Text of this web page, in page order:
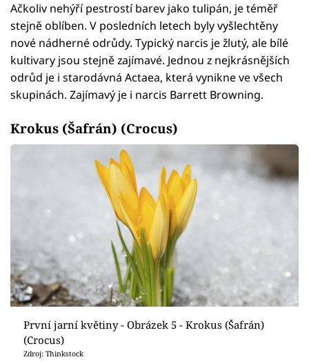
Ačkoliv nehýří pestrostí barev jako tulipán, je téměř
stejně oblíben. V posledních letech byly vyšlechtěny
nové nádherné odrůdy. Typický narcis je žlutý, ale bílé
kultivary jsou stejně zajímavé. Jednou z nejkrásnějších
odrůd je i starodávná Actaea, která vynikne ve všech
skupinách. Zajímavý je i narcis Barrett Browning.
Krokus (Šafrán) (Crocus)
První jarní květiny - Obrázek 5 - Krokus (Šafrán)
(Crocus)
Zdroj: Thinkstock